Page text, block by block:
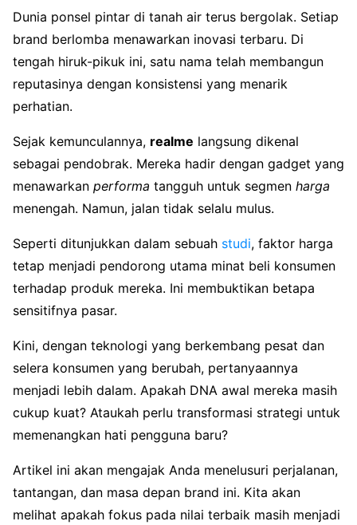
Dunia ponsel pintar di tanah air terus bergolak. Setiap
brand berlomba menawarkan inovasi terbaru. Di
tengah hiruk-pikuk ini, satu nama telah membangun
reputasinya dengan konsistensi yang menarik
perhatian.
Sejak kemunculannya, realme langsung dikenal
sebagai pendobrak. Mereka hadir dengan gadget yang
menawarkan performa tangguh untuk segmen harga
menengah. Namun, jalan tidak selalu mulus.
Seperti ditunjukkan dalam sebuah studi, faktor harga
tetap menjadi pendorong utama minat beli konsumen
terhadap produk mereka. Ini membuktikan betapa
sensitifnya pasar.
Kini, dengan teknologi yang berkembang pesat dan
selera konsumen yang berubah, pertanyaannya
menjadi lebih dalam. Apakah DNA awal mereka masih
cukup kuat? Ataukah perlu transformasi strategi untuk
memenangkan hati pengguna baru?
Artikel ini akan mengajak Anda menelusuri perjalanan,
tantangan, dan masa depan brand ini. Kita akan
melihat apakah fokus pada nilai terbaik masih menjadi